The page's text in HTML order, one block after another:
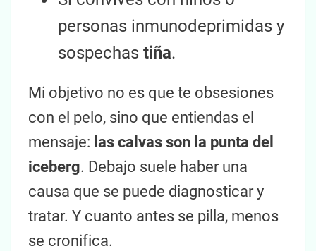
personas inmunodeprimidas y
sospechas tiña.
Mi objetivo no es que te obsesiones
con el pelo, sino que entiendas el
mensaje: las calvas son la punta del
iceberg. Debajo suele haber una
causa que se puede diagnosticar y
tratar. Y cuanto antes se pilla, menos
se cronifica.